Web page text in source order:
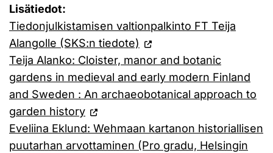
Lisätiedot:
Tiedonjulkistamisen valtionpalkinto FT Teija
Alangolle (SKS:n tiedote)
Teija Alanko: Cloister, manor and botanic
gardens in medieval and early modern Finland
and Sweden : An archaeobotanical approach to
garden history
Eveliina Eklund: Wehmaan kartanon historiallisen
puutarhan arvottaminen (Pro gradu, Helsingin